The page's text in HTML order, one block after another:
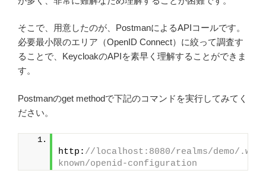
そこで、用意したのが、PostmanによるAPIコールです。
必要最小限のエリア（OpenID Connect）に絞って調査す
ることで、KeycloakのAPIを素早く理解することができま
す。
Postmanのget methodで下記のコマンドを実行してみてく
ださい。
http: //localhost:8080/realms/demo/
known/openid-configuration